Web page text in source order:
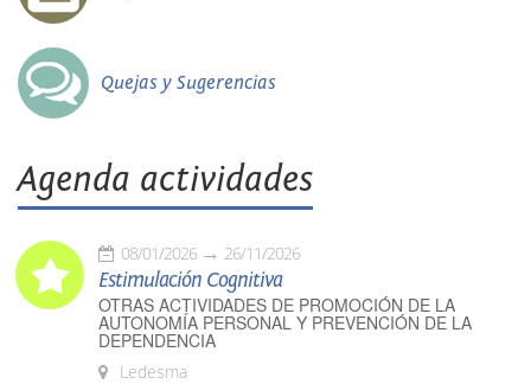
Quejas y Sugerencias
Agenda actividades
08/01/2026 26/11/2026
Estimulación Cognitiva
OTRAS ACTIVIDADES DE PROMOCIÓN DE LA
AUTONOMÍA PERSONAL Y PREVENCIÓN DE LA
DEPENDENCIA
Ledesma